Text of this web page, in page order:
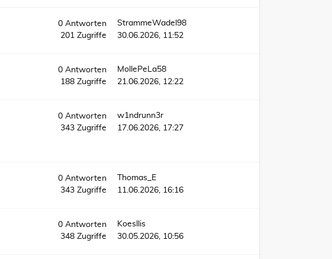
0Antworten
201Zugriffe
StrammeWadel98
30.06.2026, 11:52
0Antworten
188Zugriffe
MollePeLa58
21.06.2026, 12:22
0Antworten
343Zugriffe
w1ndrunn3r
17.06.2026, 17:27
0Antworten
343Zugriffe
Thomas_E
11.06.2026, 16:16
0Antworten
348Zugriffe
Koesllis
30.05.2026, 10:56